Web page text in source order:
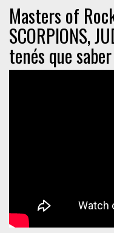
Masters of
SCORPIONS,
tenés que